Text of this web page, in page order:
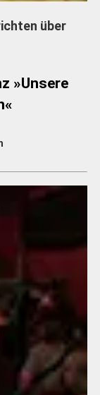
über
»Unsere